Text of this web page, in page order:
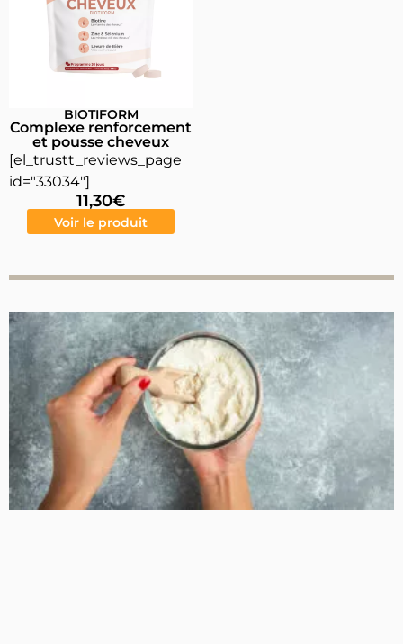
BIOTIFORM
Complexe renforcement
et pousse cheveux
[el_trustt_reviews_page
id="33034"]
11,30€
Voir le produit